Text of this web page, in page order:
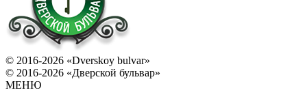
© 2016-2026 «Dverskoy bulvar»
© 2016-2026 «Дверской бульвар»
МЕНЮ